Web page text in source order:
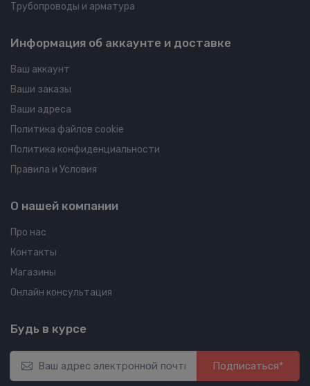
Трубопроводы и арматура
Информация об аккаунте и доставке
Ваш аккаунт
Ваши заказы
Ваши адреса
Политика файлов cookie
Политика конфиденциальности
Правила и Условия
О нашей компании
Про нас
Контакты
Магазины
Онлайн консультация
Будь в курсе
Подписаться*